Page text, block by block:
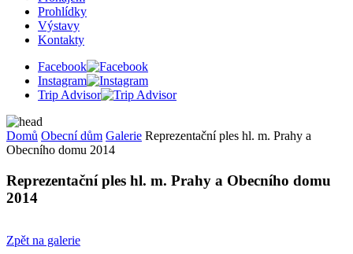
Prohlídky
Výstavy
Kontakty
Facebook
Instagram
Trip Advisor
Domů Obecní dům Galerie Reprezentační ples hl. m. Prahy a
Obecního domu 2014
Reprezentační ples hl. m. Prahy a Obecního domu
2014
Zpět na galerie